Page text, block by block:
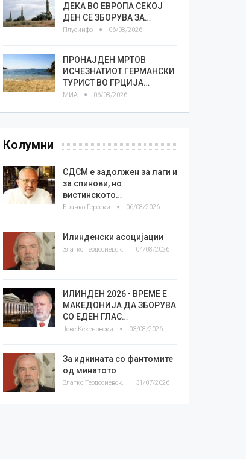
ДЕКА ВО ЕВРОПА СЕКОЈ
ДЕН СЕ ЗБОРУВА ЗА…
Плусинфо 06/08/2026
ПРОНАЈДЕН МРТОВ
ИСЧЕЗНАТИОТ ГЕРМАНСКИ
ТУРИСТ ВО ГРЦИЈА…
МИА 06/08/2026
Колумни
СДСМ е задолжен за лаги и
за спинови, но
вистинското…
Бранко Героски 06/08/2026
Илинденски асоцијации
Златко Теодосиевски 04/08/2026
ИЛИНДЕН 2026 • ВРЕМЕ Е
МАКЕДОНИЈА ДА ЗБОРУВА
СО ЕДЕН ГЛАС…
Јове Кекеновски 03/08/2026
За иднината со фантомите
од минатото
Златко Теодосиевски 31/07/2026